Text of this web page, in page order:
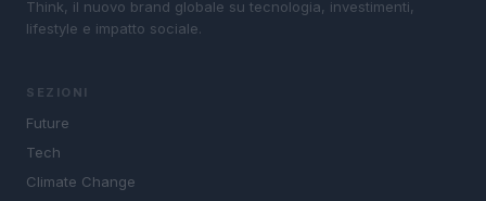
Think, il nuovo brand globale su tecnologia, investimenti,
lifestyle e impatto sociale.
SEZIONI
Future
Tech
Climate Change